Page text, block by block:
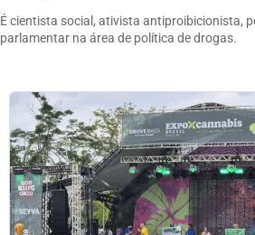
É cientista social, ativista antiproibicionista,
parlamentar na área de política de drogas.